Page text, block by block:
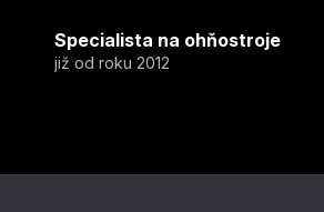
Specialista na ohňostroje
již od roku 2012